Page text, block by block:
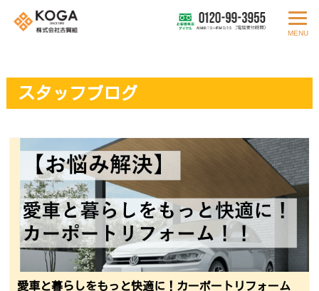
MENU
スタッフブログ
愛車と暮らしをもっと快適に！カーポートリフォーム